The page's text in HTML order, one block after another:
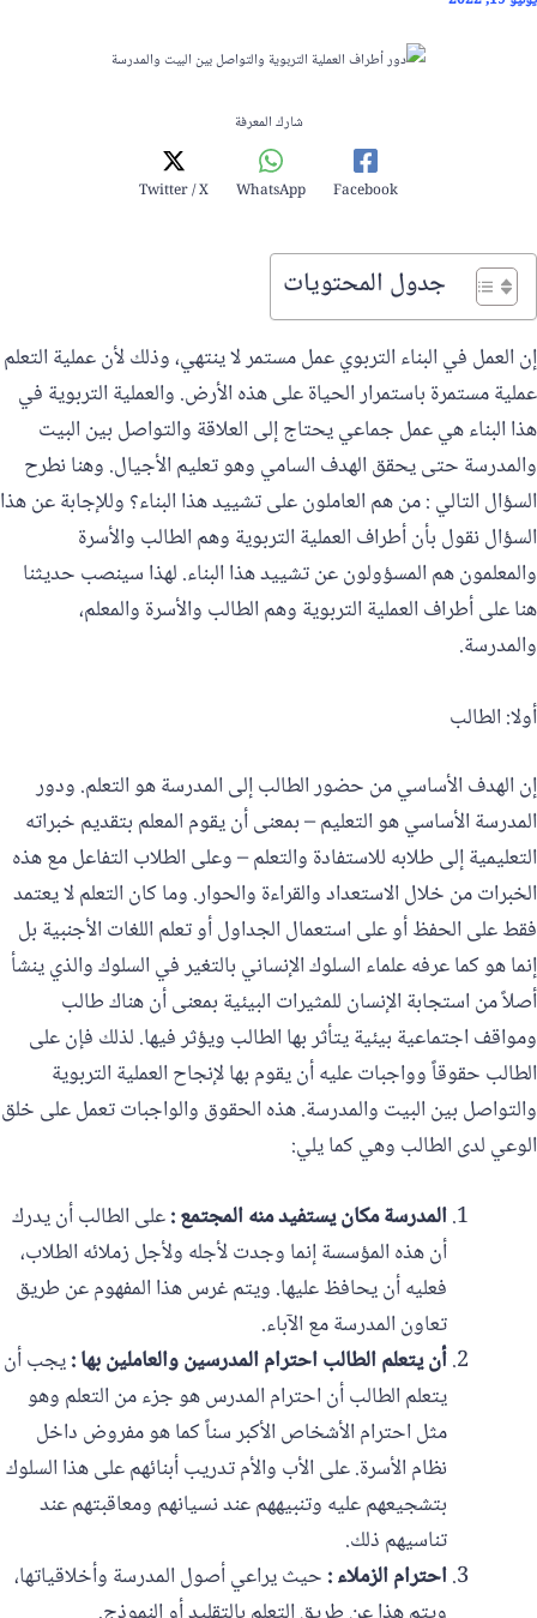
شارك المعرفة
Facebook
WhatsApp
Twitter / X
جدول المحتويات
إن العمل في البناء التربوي عمل مستمر لا ينتهي، وذلك لأن عملية التعلم
عملية مستمرة باستمرار الحياة على هذه الأرض. والعملية التربوية في
هذا البناء هي عمل جماعي يحتاج إلى العلاقة والتواصل بين البيت
والمدرسة حتى يحقق الهدف السامي وهو تعليم الأجيال. وهنا نطرح
السؤال التالي : من هم العاملون على تشييد هذا البناء؟ وللإجابة عن هذا
السؤال نقول بأن أطراف العملية التربوية وهم الطالب والأسرة
والمعلمون هم المسؤولون عن تشييد هذا البناء. لهذا سينصب حديثنا
هنا على أطراف العملية التربوية وهم الطالب والأسرة والمعلم،
والمدرسة.
أولا: الطالب
إن الهدف الأساسي من حضور الطالب إلى المدرسة هو التعلم. ودور
المدرسة الأساسي هو التعليم – بمعنى أن يقوم المعلم بتقديم خبراته
التعليمية إلى طلابه للاستفادة والتعلم – وعلى الطلاب التفاعل مع هذه
الخبرات من خلال الاستعداد والقراءة والحوار. وما كان التعلم لا يعتمد
فقط على الحفظ أو على استعمال الجداول أو تعلم اللغات الأجنبية بل
إنما هو كما عرفه علماء السلوك الإنساني بالتغير في السلوك والذي ينشأ
أصلاً من استجابة الإنسان للمثيرات البيئية بمعنى أن هناك طالب
ومواقف اجتماعية بيئية يتأثر بها الطالب ويؤثر فيها. لذلك فإن على
الطالب حقوقاً وواجبات عليه أن يقوم بها لإنجاح العملية التربوية
والتواصل بين البيت والمدرسة. هذه الحقوق والواجبات تعمل على خلق
الوعي لدى الطالب وهي كما يلي:
المدرسة مكان يستفيد منه المجتمع :على الطالب أن يدرك
أن هذه المؤسسة إنما وجدت لأجله ولأجل زملائه الطلاب،
فعليه أن يحافظ عليها. ويتم غرس هذا المفهوم عن طريق
تعاون المدرسة مع الآباء.
‏أن يتعلم الطالب احترام المدرسين والعاملين بها :يجب أن
يتعلم الطالب أن احترام المدرس هو جزء من التعلم وهو
مثل احترام الأشخاص الأكبر سناً كما هو مفروض داخل
نظام الأسرة. على الأب والأم تدريب أبنائهم على هذا السلوك
بتشجيعهم عليه وتنبيههم عند نسيانهم ومعاقبتهم عند
تناسيهم ذلك.
احترام الزملاء :حيث يراعي أصول المدرسة وأخلاقياتها،